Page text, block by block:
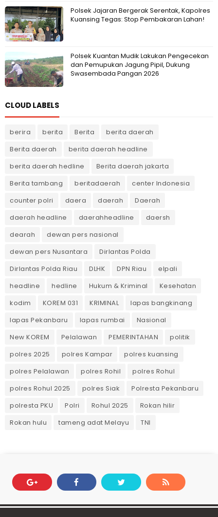
Polsek Jajaran Bergerak Serentak, Kapolres
Kuansing Tegas: Stop Pembakaran Lahan!
Polsek Kuantan Mudik Lakukan Pengecekan
dan Pemupukan Jagung Pipil, Dukung
Swasembada Pangan 2026
CLOUD LABELS
berira berita Berita
berita daerah
Berita daerah
berita daerah headline
berita daerah hedline
Berita daerah jakarta
Berita tambang
beritadaerah
center Indonesia
counter polri
daera daerah
Daerah
daerah headline
daerahheadline
daersh
dearah
dewan pers nasional
dewan pers Nusantara
Dirlantas Polda
Dirlantas Polda Riau
DLHK DPN Riau
elpali
headline
hedline Hukum & Kriminal
Kesehatan
kodim
KOREM 031 KRIMINAL
lapas bangkinang
lapas Pekanbaru
lapas rumbai
Nasional
New KOREM
Pelalawan PEMERINTAHAN
politik
polres 2025
polres Kampar
polres kuansing
polres Pelalawan
polres Rohil
polres Rohul
polres Rohul 2025
polres Siak
Polresta Pekanbaru
polresta PKU
Polri Rohul 2025
Rokan hilir
Rokan hulu
tameng adat Melayu TNI